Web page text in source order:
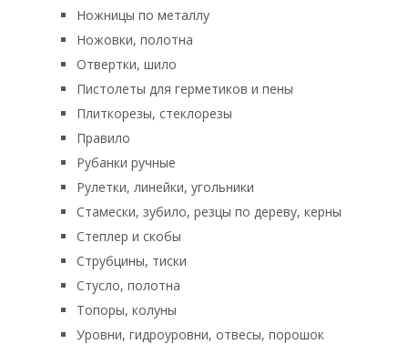
Ножницы по металлу
Ножовки, полотна
Отвертки, шило
Пистолеты для герметиков и пены
Плиткорезы, стеклорезы
Правило
Рубанки ручные
Рулетки, линейки, угольники
Стамески, зубило, резцы по дереву, керны
Степлер и скобы
Струбцины, тиски
Стусло, полотна
Топоры, колуны
Уровни, гидроуровни, отвесы, порошок